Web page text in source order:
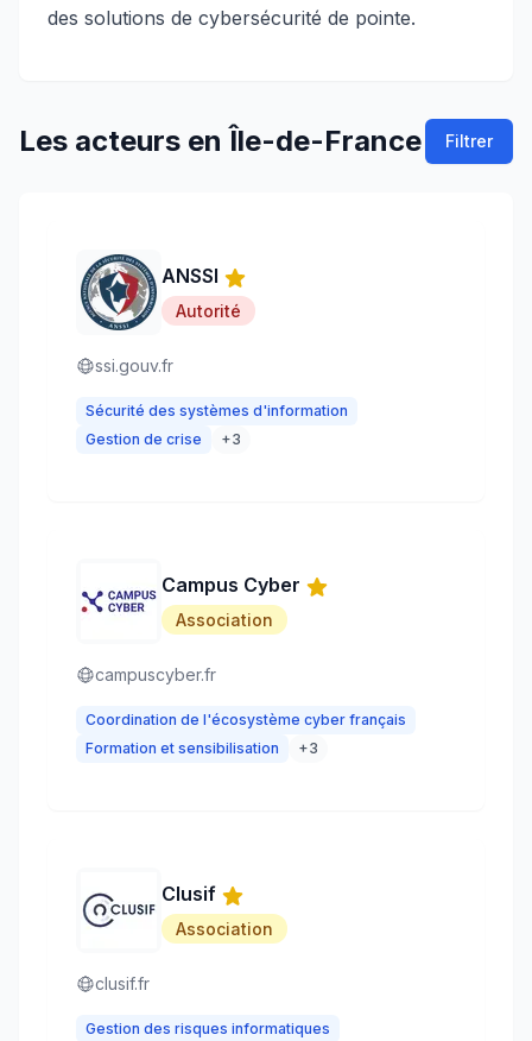
des solutions de cybersécurité de pointe.
Les acteurs en Île-de-France Filtrer
ANSSI
Autorité
ssi.gouv.fr
Sécurité des systèmes d'information
Gestion de crise
+3
Campus Cyber
Association
campuscyber.fr
Coordination de l'écosystème cyber français
Formation et sensibilisation
+3
Clusif
Association
clusif.fr
Gestion des risques informatiques